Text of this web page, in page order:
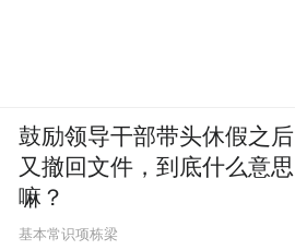
鼓励领导干部带头休假之后
又撤回文件，到底什么意思
嘛？
基本常识项栋梁